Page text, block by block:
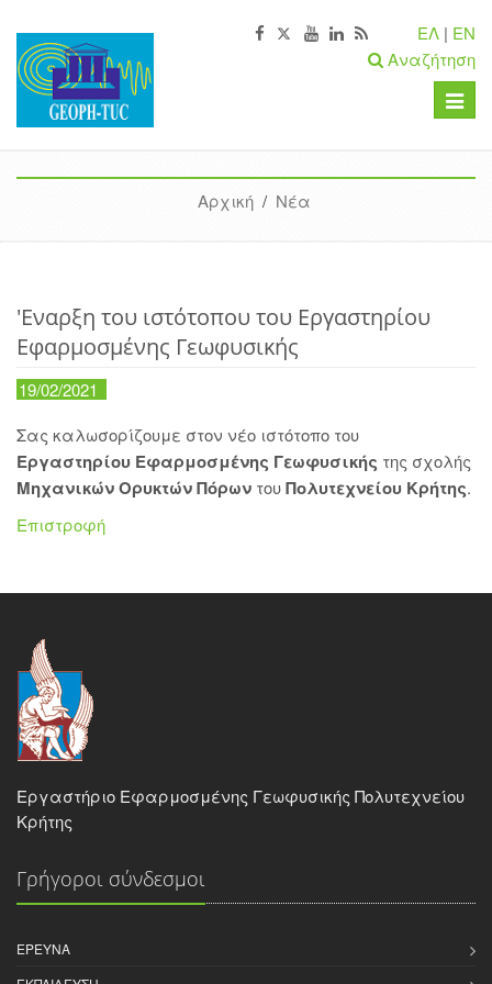
ΕΛ | EN
Αναζήτηση
Toggle
Αρχική / Νέα
'Εναρξη του ιστότοπου του Εργαστηρίου
Εφαρμοσμένης Γεωφυσικής
19/02/2021
Σας καλωσορίζουμε στον νέο ιστότοπο του
Εργαστηρίου Εφαρμοσμένης Γεωφυσικής της σχολής
Μηχανικών Ορυκτών Πόρων τουΠολυτεχνείου Κρήτης.
Επιστροφή
Εργαστήριο Εφαρμοσμένης Γεωφυσικής Πολυτεχνείου
Κρήτης
Γρήγοροι σύνδεσμοι
ΈΡΕΥΝΑ